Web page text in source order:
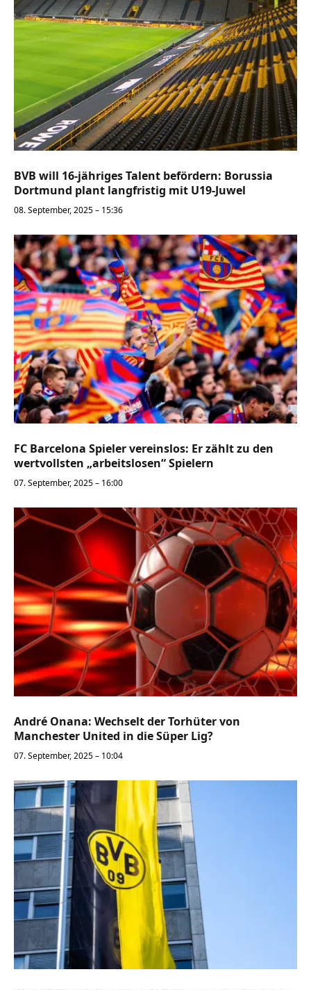
BVB will 16-jähriges Talent befördern: Borussia
Dortmund plant langfristig mit U19-Juwel
08. September, 2025 – 15:36
FC Barcelona Spieler vereinslos: Er zählt zu den
wertvollsten „arbeitslosen“ Spielern
07. September, 2025 – 16:00
André Onana: Wechselt der Torhüter von
Manchester United in die Süper Lig?
07. September, 2025 – 10:04